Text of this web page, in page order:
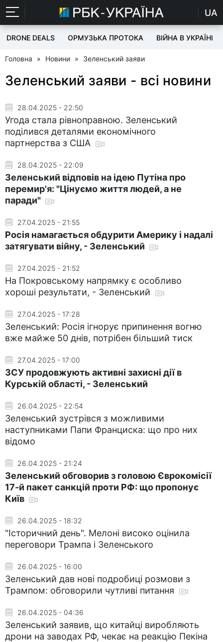
UA
DRONE DEALS ОРМУЗЬКА ПРОТОКА ВІЙНА В УКРАЇНІ
Головна » Новини » Зеленський заяви
Зеленський заяви - всі новини
28.04.2025 - 22:50
Угода стала рівноправною. Зеленський
поділився деталями економічного
партнерства з США
28.04.2025 - 22:09
Зеленський відповів на ідею Путіна про
перемир'я: "Цінуємо життя людей, а не
паради"
27.04.2025 - 21:55
Росія намагається обдурити Америку і надалі
затягувати війну, - Зеленський
27.04.2025 - 21:52
На Покровському напрямку є особливо
хороші результати, - Зеленський
27.04.2025 - 17:28
Зеленський: Росія ігнорує припинення вогню
вже майже 50 днів, потрібен більший тиск
27.04.2025 - 17:00
ЗСУ продовжують активні захисні дії в
Курській області, - Зеленський
26.04.2025 - 22:54
Зеленський зустрівся з можливими
наступниками Папи Франциска: що про них
відомо
26.04.2025 - 21:24
Зеленський обговорив з головою Єврокомісії
17-й пакет санкцій проти РФ: що пропонує
Київ
26.04.2025 - 18:32
"Історичний день". Мелоні високо оцінила
переговори Трампа і Зеленського
26.04.2025 - 16:00
Зеленський дав нові подробиці розмови з
Трампом: обговорили чутливі питання
26.04.2025 - 04:36
Зеленський заявив, що китайці виробляють
дрони на заводах РФ, чекає на реакцію Пекіна